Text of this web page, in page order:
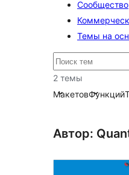
Сообщество
Темы на
Поиск
2 темы
МакетовФункций
Автор: